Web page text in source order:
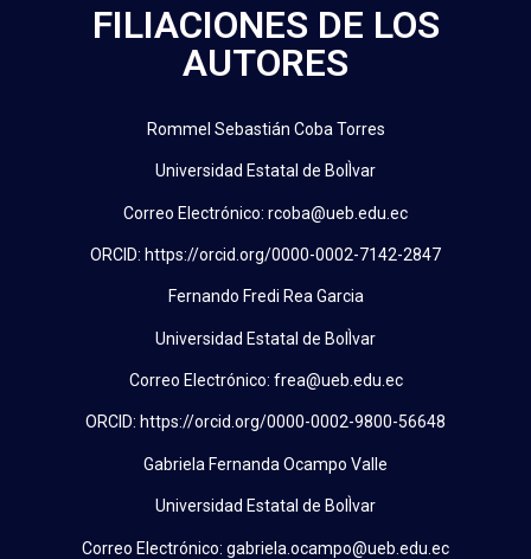
FILIACIONES DE LOS
AUTORES
Rommel Sebastián Coba Torres
Universidad Estatal de BolÌvar
Correo Electrónico: rcoba@ueb.edu.ec
ORCID: https://orcid.org/0000-0002-7142-2847
Fernando Fredi Rea Garcia
Universidad Estatal de BolÌvar
Correo Electrónico: frea@ueb.edu.ec
ORCID: https://orcid.org/0000-0002-9800-56648
Gabriela Fernanda Ocampo Valle
Universidad Estatal de BolÌvar
Correo Electrónico: gabriela.ocampo@ueb.edu.ec